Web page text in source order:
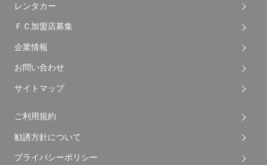
レンタカー
ＦＣ加盟店募集
企業情報
お問い合わせ
サイトマップ
ご利用規約
勧誘方針について
プライバシーポリシー